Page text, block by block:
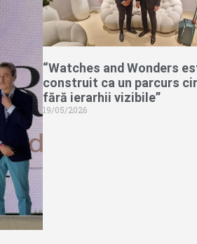
“Watches and Wonders
construit ca un parcurs
fără ierarhii vizibile”
19/05/2026